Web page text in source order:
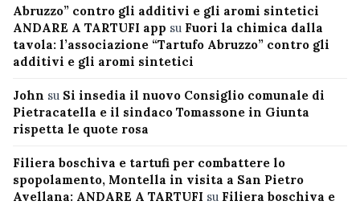
Abruzzo” contro gli additivi e gli aromi sintetici
ANDARE A TARTUFI app su Fuori la chimica dalla
tavola: l’associazione “Tartufo Abruzzo” contro gli
additivi e gli aromi sintetici
John su Si insedia il nuovo Consiglio comunale di
Pietracatella e il sindaco Tomassone in Giunta
rispetta le quote rosa
Filiera boschiva e tartufi per combattere lo
spopolamento, Montella in visita a San Pietro
Avellana: ANDARE A TARTUFI su Filiera boschiva e